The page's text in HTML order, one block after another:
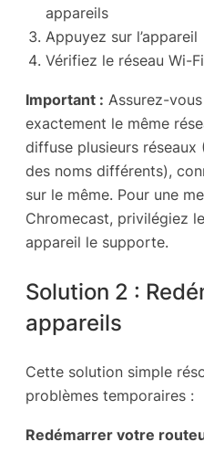
appareils
Appuyez sur l’appareil
Vérifiez le réseau Wi-
Important : Assurez-
exactement le même
diffuse plusieurs réseaux
des noms différents),
sur le même. Pour une
Chromecast, privilégiez
appareil le supporte.
Solution 2 :
appareils
Cette solution simple
problèmes temporaires :
Redémarrer votre